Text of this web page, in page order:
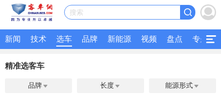
搜索
新闻 技术 选车 品牌 新能源 视频 盘点 专题
精准选客车
品牌  长度  能源形式 